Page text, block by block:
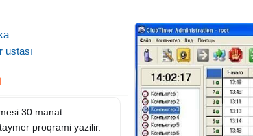
ustası
30 manat
proqrami yazilir.